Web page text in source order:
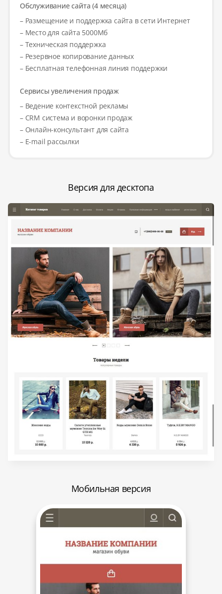
Обслуживание сайта (4 месяца)
– Размещение и поддержка сайта в сети Интернет
– Место для сайта 5000Мб
– Техническая поддержка
– Резервное копирование данных
– Бесплатная телефонная линия поддержки
Сервисы увеличения продаж
– Ведение контекстной рекламы
– CRM система и воронки продаж
– Онлайн-консультант для сайта
– E-mail рассылки
Версия для десктопа
Мобильная версия